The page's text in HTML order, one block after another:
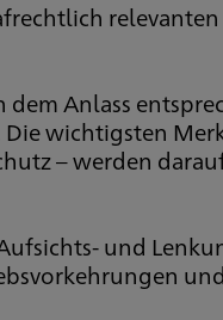
dem Anlass
wichtigsten
– werden
und